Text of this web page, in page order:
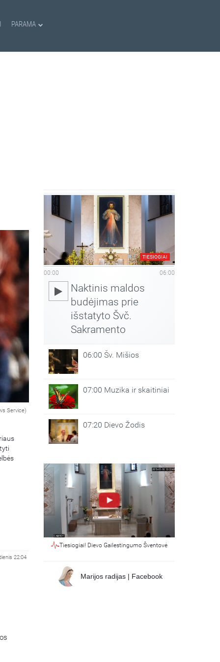
PARAMA
Service)
22:04
TIESIOGIAI
00:00 06:00
Naktinis maldos
budėjimas prie
išstatyto Švč.
Sakramento
06:00 Šv. Mišios
07:00 Muzika ir skaitiniai
07:20 Dievo Žodis
Tiesiogiai! Dievo Gailestingumo Šventovė
Marijos radijas | Facebook